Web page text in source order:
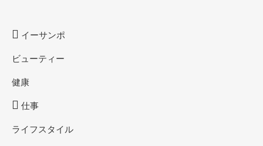
イーサンポ
ビューティー
健康
仕事
ライフスタイル